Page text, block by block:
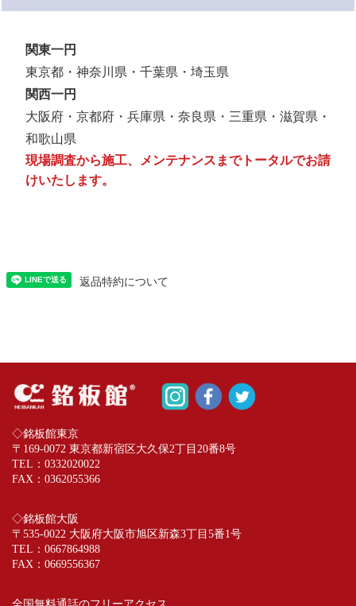
関東一円
東京都・神奈川県・千葉県・埼玉県
関西一円
大阪府・京都府・兵庫県・奈良県・三重県・滋賀県・
和歌山県
現場調査から施工、メンテナンスまでトータルでお請
けいたします。
返品特約について
◇銘板館東京
〒169-0072 東京都新宿区大久保2丁目20番8号
TEL： 0332020022
FAX：0362055366
◇銘板館大阪
〒535-0022 大阪府大阪市旭区新森3丁目5番1号
TEL： 0667864988
FAX：0669556367